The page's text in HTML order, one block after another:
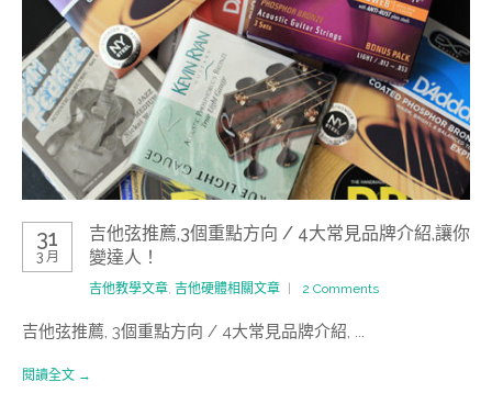
31
3 月
吉他弦推薦,3個重點方向 / 4大常見品牌介紹,讓你
變達人！
吉他教學文章, 吉他硬體相關文章 2 Comments
吉他弦推薦, 3個重點方向 / 4大常見品牌介紹, ...
閱讀全文 →